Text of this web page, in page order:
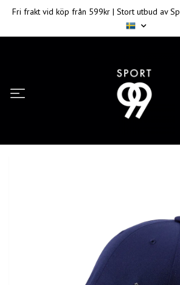
Fri frakt vid köp från 599kr | Stort utbud av